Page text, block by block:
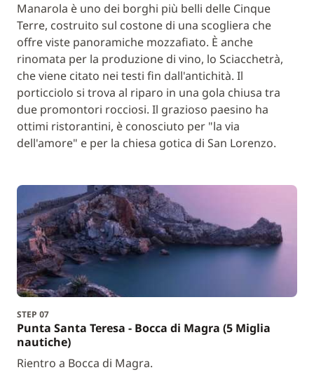
Manarola è uno dei borghi più belli delle Cinque
Terre, costruito sul costone di una scogliera che
offre viste panoramiche mozzafiato. È anche
rinomata per la produzione di vino, lo Sciacchetrà,
che viene citato nei testi fin dall'antichità. Il
porticciolo si trova al riparo in una gola chiusa tra
due promontori rocciosi. Il grazioso paesino ha
ottimi ristorantini, è conosciuto per "la via
dell'amore" e per la chiesa gotica di San Lorenzo.
STEP 07
Punta Santa Teresa - Bocca di Magra (5 Miglia
nautiche)
Rientro a Bocca di Magra.